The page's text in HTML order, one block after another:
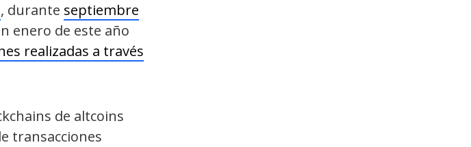
, durante septiembre
enero de este año
realizadas a través
de altcoins
transacciones